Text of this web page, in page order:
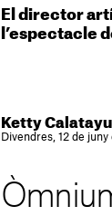
El director
l’espectacle
Ketty
Divendres, 12 de